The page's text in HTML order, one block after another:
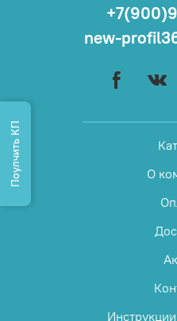
О
new-
Поулчить КП